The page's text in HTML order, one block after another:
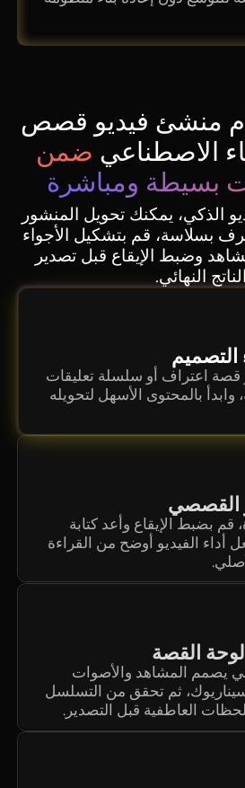
منشئ فيديو قصص
الاصطناعي ضمن
بسيطة ومباشرة
الذكي، يمكنك تحويل المنشور
بسلاسة، قم بتشكيل الأجواء
وضبط الإيقاع قبل تصدير
الناتج النهائي.
التصميم
اعتراف أو سلسلة تعليقات
بالمحتوى الأسهل لتحويله
القصصي
قم بضبط الإيقاع وأعد كتابة
أداء الفيديو أوضح من القراءة
القصة
يصمم المشاهد والأصوات
ثم تحقق من التسلسل
العاطفية قبل التصدير.